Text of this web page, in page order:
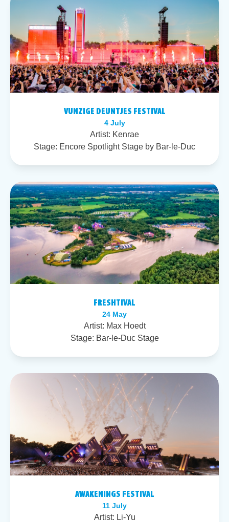
VUNZIGE DEUNTJES FESTIVAL
4 July
Artist: Kenrae
Stage: Encore Spotlight Stage by Bar-le-Duc
FRESHTIVAL
24 May
Artist: Max Hoedt
Stage: Bar-le-Duc Stage
AWAKENINGS FESTIVAL
11 July
Artist: Li-Yu